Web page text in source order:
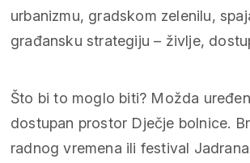
urbanizmu, gradskom zelenilu,
građansku strategiju – življe,
Što bi to moglo biti? Možda
dostupan prostor Dječje bolnice.
radnog vremena ili festival